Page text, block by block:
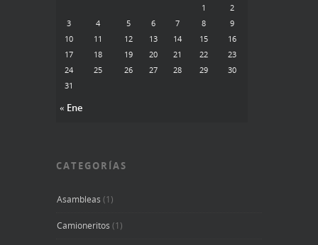
« Ene
1
2
3
4 5 6 7 8
9
10
11 12 13 14 15
16
17
18 19 20 21 22
23
24
25 26 27 28 29
30
31
CATEGORÍAS
Asambleas (1)
Camioneritos (1)